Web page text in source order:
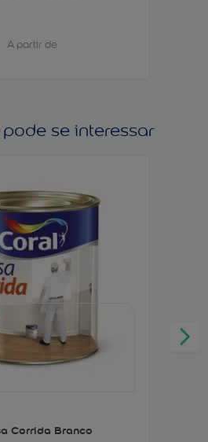
A partir de
se interessar
Corrida Branco